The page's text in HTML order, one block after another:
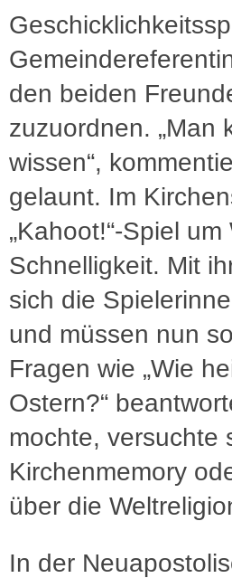
den beiden
zuzuordnen. „Man
wissen“,
gelaunt. Im
„Kahoot!“-Spiel
Schnelligkeit. Mit
sich die
und müssen nun
Fragen wie „Wie
Ostern?“
mochte, versuchte
Kirchenmemory
über die
In der